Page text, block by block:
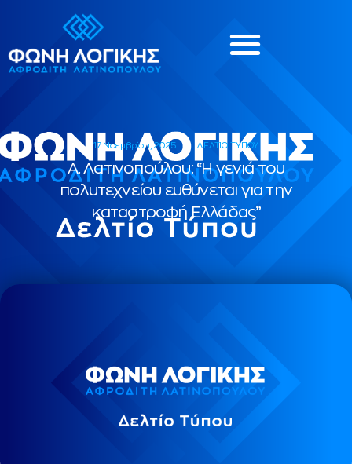
17 Νοεμβρίου, 2025 ΔΕΛΤΙΟ ΤΥΠΟΥ
Α. Λατινοπούλου: “Η γενιά του
πολυτεχνείου ευθύνεται για την
καταστροφή Ελλάδας”